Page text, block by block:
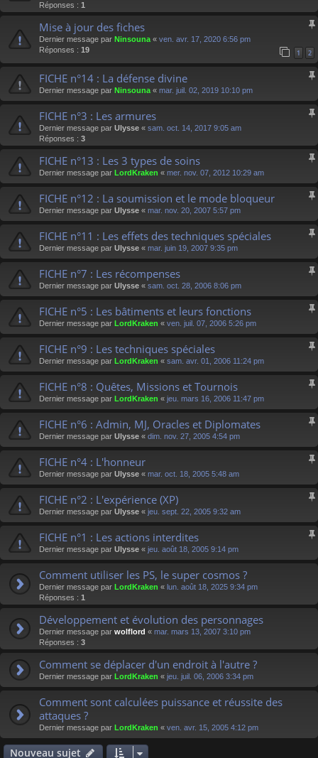
Réponses : 1
Mise à jour des fiches
Dernier message par Ninsouna « ven. avr. 17, 2020 6:56 pm
Réponses : 19 1 2
FICHE n°14 : La défense divine
Dernier message par Ninsouna « mar. juil. 02, 2019 10:10 pm
FICHE n°3 : Les armures
Dernier message par Ulysse « sam. oct. 14, 2017 9:05 am
Réponses : 3
FICHE n°13 : Les 3 types de soins
Dernier message par LordKraken « mer. nov. 07, 2012 10:29 am
FICHE n°12 : La soumission et le mode bloqueur
Dernier message par Ulysse « mar. nov. 20, 2007 5:57 pm
FICHE n°11 : Les effets des techniques spéciales
Dernier message par Ulysse « mar. juin 19, 2007 9:35 pm
FICHE n°7 : Les récompenses
Dernier message par Ulysse « sam. oct. 28, 2006 8:06 pm
FICHE n°5 : Les bâtiments et leurs fonctions
Dernier message par LordKraken « ven. juil. 07, 2006 5:26 pm
FICHE n°9 : Les techniques spéciales
Dernier message par LordKraken « sam. avr. 01, 2006 11:24 pm
FICHE n°8 : Quêtes, Missions et Tournois
Dernier message par LordKraken « jeu. mars 16, 2006 11:47 pm
FICHE n°6 : Admin, MJ, Oracles et Diplomates
Dernier message par Ulysse « dim. nov. 27, 2005 4:54 pm
FICHE n°4 : L'honneur
Dernier message par Ulysse « mar. oct. 18, 2005 5:48 am
FICHE n°2 : L'expérience (XP)
Dernier message par Ulysse « jeu. sept. 22, 2005 9:32 am
FICHE n°1 : Les actions interdites
Dernier message par Ulysse « jeu. août 18, 2005 9:14 pm
Comment utiliser les PS, le super cosmos ?
Dernier message par LordKraken « lun. août 18, 2025 9:34 pm
Réponses : 1
Développement et évolution des personnages
Dernier message par wolflord « mar. mars 13, 2007 3:10 pm
Réponses : 3
Comment se déplacer d'un endroit à l'autre ?
Dernier message par LordKraken « jeu. juil. 06, 2006 3:34 pm
Comment sont calculées puissance et réussite des
attaques ?
Dernier message par LordKraken « ven. avr. 15, 2005 4:12 pm
Nouveau sujet